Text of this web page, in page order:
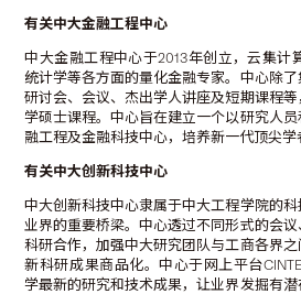
有关中大金融工程中心
中大金融工程中心于2013年创立，云集计
统计学等各方面的量化金融专家。中心除
研讨会、会议、杰出学人讲座及短期课程
学硕士课程。中心旨在建立一个以研究人
融工程及金融科技中心，培养新一代顶尖学
有关中大创新科技中心
中大创新科技中心隶属于中大工程学院的
业界的重要桥梁。中心透过不同形式的会
科研合作，加强中大研究团队与工商各界
新科研成果商品化。中心于网上平台
学最新的研究和技术成果，让业界发掘有